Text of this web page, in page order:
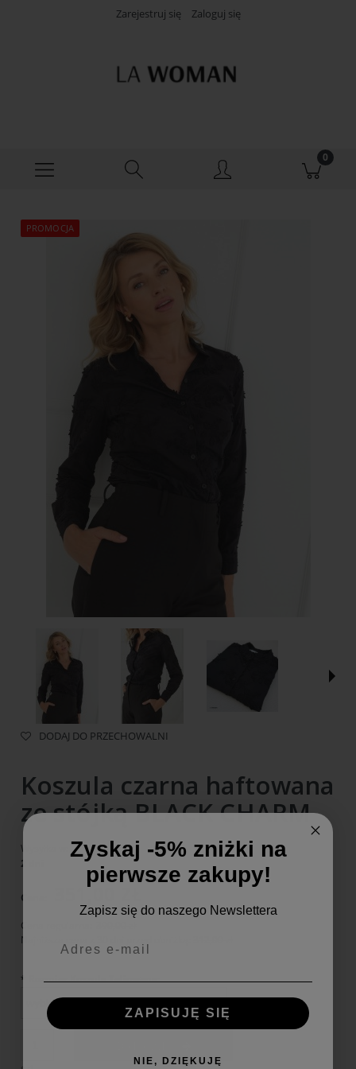
Zarejestruj się Zaloguj się
PROMOCJA
DODAJ DO PRZECHOWALNI
Koszula czarna haftowana
ze stójką BLACK CHARM
Wysyłka w:
2 dni
Cena: 351,00 ZŁ
Cena regularna:
Najniższa cena z 30 dni przed obniżką:
* Rozmiar Koszule Taliowane:
Zyskaj -5% zniżki na
pierwsze zakupy!
Zapisz się do naszego Newslettera
ZAPISUJĘ SIĘ
NIE, DZIĘKUJĘ